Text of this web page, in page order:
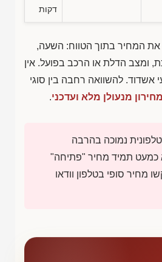
דקות
את המחיר בתוך הטווח: השעה,
ומצב הדלת או הרכב בפועל. אין
אשדוד. להשוואה רחבה בין סוגי
מחירון מנעולן מלא ועדכני.
נמוכה בהרבה
כמעט תמיד מחיר "פתיחה"
מחיר סופי בטלפון וודאו